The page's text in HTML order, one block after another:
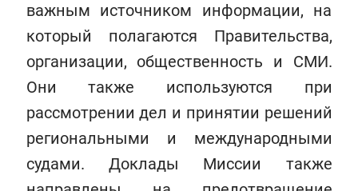
важным источником информации, на
который полагаются Правительства,
организации, общественность и СМИ.
Они также используются при
рассмотрении дел и принятии решений
региональными и международными
судами. Доклады Миссии также